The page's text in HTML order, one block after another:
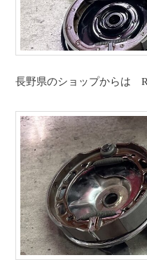
長野県のショップからは